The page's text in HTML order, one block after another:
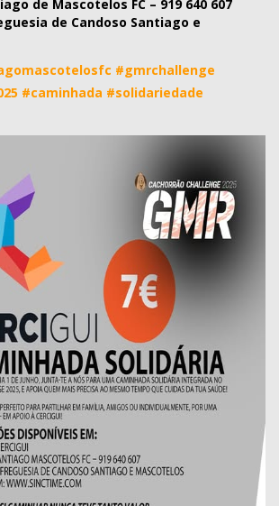
de Mascotelos FC – 919 640 607
de Candoso Santiago e
#gmrchallenge
#caminhada #solidariedade